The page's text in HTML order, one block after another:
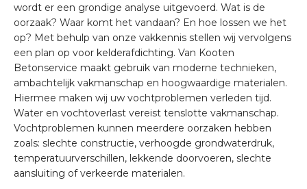
wordt er een grondige analyse uitgevoerd. Wat is de
oorzaak? Waar komt het vandaan? En hoe lossen we het
op? Met behulp van onze vakkennis stellen wij vervolgens
een plan op voor kelderafdichting. Van Kooten
Betonservice maakt gebruik van moderne technieken,
ambachtelijk vakmanschap en hoogwaardige materialen.
Hiermee maken wij uw vochtproblemen verleden tijd.
Water en vochtoverlast vereist tenslotte vakmanschap.
Vochtproblemen kunnen meerdere oorzaken hebben
zoals: slechte constructie, verhoogde grondwaterdruk,
temperatuurverschillen, lekkende doorvoeren, slechte
aansluiting of verkeerde materialen.